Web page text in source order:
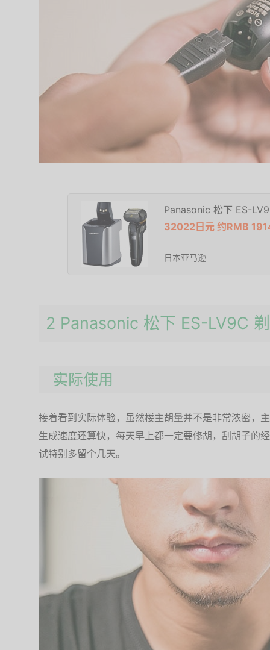
Panasonic 松下 ES-
32022日元 约RMB
日本亚马逊
2 Panasonic 松下 ES-LV9C
实际使用
接着看到实际体验，虽然楼主胡量并不是非常浓密，
生成速度还算快，每天早上都一定要修胡，刮胡子的
试特别多留个几天。